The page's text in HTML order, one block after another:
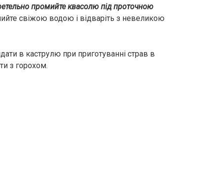
промийте квасолю під проточною
свіжою водою і відваріть з невеликою
в каструлю при приготуванні страв в
з горохом.